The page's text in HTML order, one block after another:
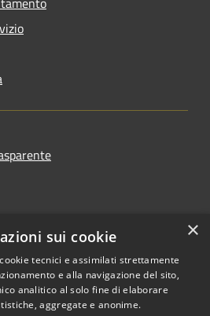
Copyright © 2026 • Comune di
×
sui cookie
tecnici e assimilati strettamente
e alla navigazione del sito,
analitico al solo fine di elaborare
aggregate e anonime.